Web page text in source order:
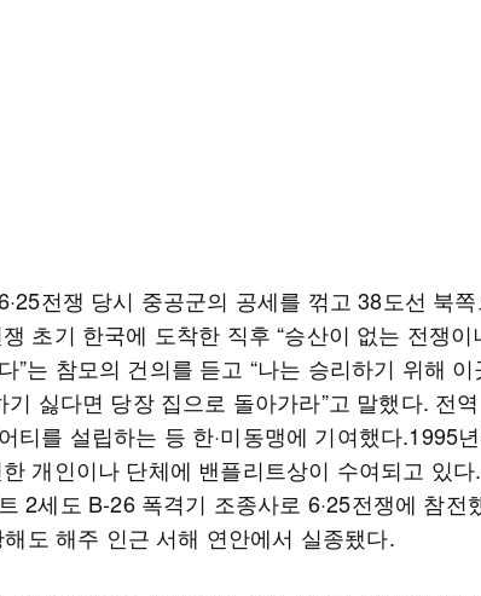
전쟁 당시 중공군의 공세를 꺾고 38도선 북쪽
초기 한국에 도착한 직후 “승산이 없는 전쟁이
”는 참모의 건의를 듣고 “나는 승리하기 위해 이
싫다면 당장 집으로 돌아가라”고 말했다. 전
티를 설립하는 등 한·미동맹에 기여했다.1995
개인이나 단체에 밴플리트상이 수여되고 있
2세도 B-26 폭격기 조종사로 6·25전쟁에 참전
도 해주 인근 서해 연안에서 실종됐다.